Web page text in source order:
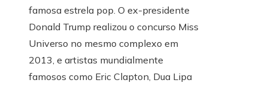
famosa estrela pop. O ex-presidente
Donald Trump realizou o concurso Miss
Universo no mesmo complexo em
2013, e artistas mundialmente
famosos como Eric Clapton, Dua Lipa